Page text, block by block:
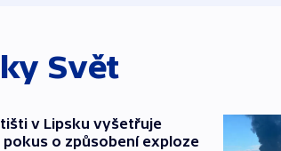
Svět
v Lipsku vyšetřuje
pokus o způsobení exploze